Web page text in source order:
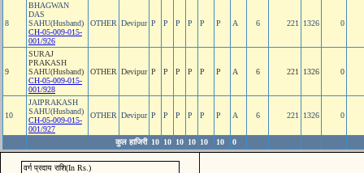
8
BHAGWAN
DAS
SAHU(Husband)
CH-05-009-015-
001/926
OTHER Devipur P P P P P P A 6 221 1326 0
9
SURAJ
PRAKASH
SAHU(Husband)
CH-05-009-015-
001/928
OTHER Devipur P P P P P P A 6 221 1326 0
10
JAIPRAKASH
SAHU(Husband)
CH-05-009-015-
001/927
OTHER Devipur P P P P P P A 6 221 1326 0
कुल हाजिरी 10 10 10 10 10 10 0
वर्ग प्रदाय राशि(In Rs.)